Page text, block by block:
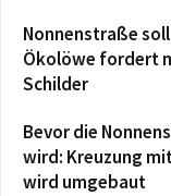
Nonnenstraße
Ökolöwe fordert
Schilder
Bevor die
wird: Kreuzung
wird umgebaut